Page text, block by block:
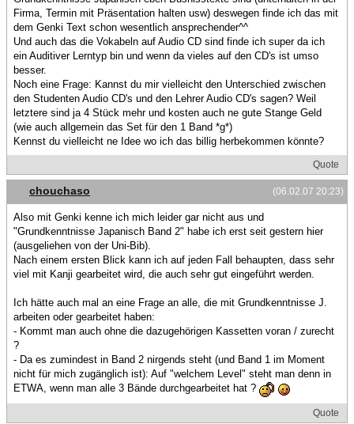
Firma, Termin mit Präsentation halten usw) deswegen finde ich das mit
dem Genki Text schon wesentlich ansprechender^^
Und auch das die Vokabeln auf Audio CD sind finde ich super da ich
ein Auditiver Lerntyp bin und wenn da vieles auf den CD's ist umso
besser.
Noch eine Frage: Kannst du mir vielleicht den Unterschied zwischen
den Studenten Audio CD's und den Lehrer Audio CD's sagen? Weil
letztere sind ja 4 Stück mehr und kosten auch ne gute Stange Geld
(wie auch allgemein das Set für den 1 Band *g*)
Kennst du vielleicht ne Idee wo ich das billig herbekommen könnte?
Quote
(06.02.07 20:23)
chouchaso
Also mit Genki kenne ich mich leider gar nicht aus und
"Grundkenntnisse Japanisch Band 2" habe ich erst seit gestern hier
(ausgeliehen von der Uni-Bib).
Nach einem ersten Blick kann ich auf jeden Fall behaupten, dass sehr
viel mit Kanji gearbeitet wird, die auch sehr gut eingeführt werden.
Ich hätte auch mal an eine Frage an alle, die mit Grundkenntnisse J.
arbeiten oder gearbeitet haben:
- Kommt man auch ohne die dazugehörigen Kassetten voran / zurecht
?
- Da es zumindest in Band 2 nirgends steht (und Band 1 im Moment
nicht für mich zugänglich ist): Auf "welchem Level" steht man denn in
ETWA, wenn man alle 3 Bände durchgearbeitet hat ?
Quote